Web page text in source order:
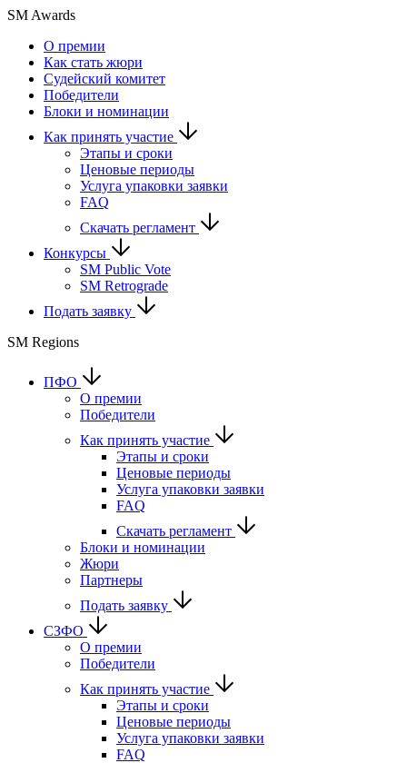
SM Awards
О премии
Как стать жюри
Судейский комитет
Победители
Блоки и номинации
Как принять участие
Этапы и сроки
Ценовые периоды
Услуга упаковки заявки
FAQ
Скачать регламент
Конкурсы
SM Public Vote
SM Retrograde
Подать заявку
SM Regions
ПФО
О премии
Победители
Как принять участие
Этапы и сроки
Ценовые периоды
Услуга упаковки заявки
FAQ
Скачать регламент
Блоки и номинации
Жюри
Партнеры
Подать заявку
СЗФО
О премии
Победители
Как принять участие
Этапы и сроки
Ценовые периоды
Услуга упаковки заявки
FAQ